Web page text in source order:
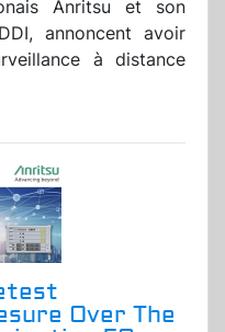
Anritsu et son
annoncent avoir
à distance
Over The